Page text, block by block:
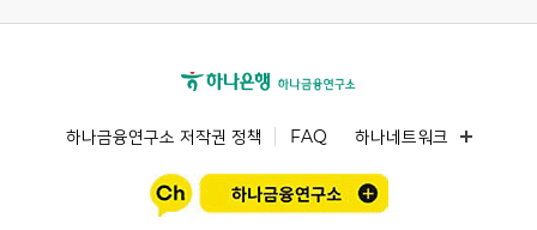
하나금융연구소 저작권 정책 FAQ 하나네트워크